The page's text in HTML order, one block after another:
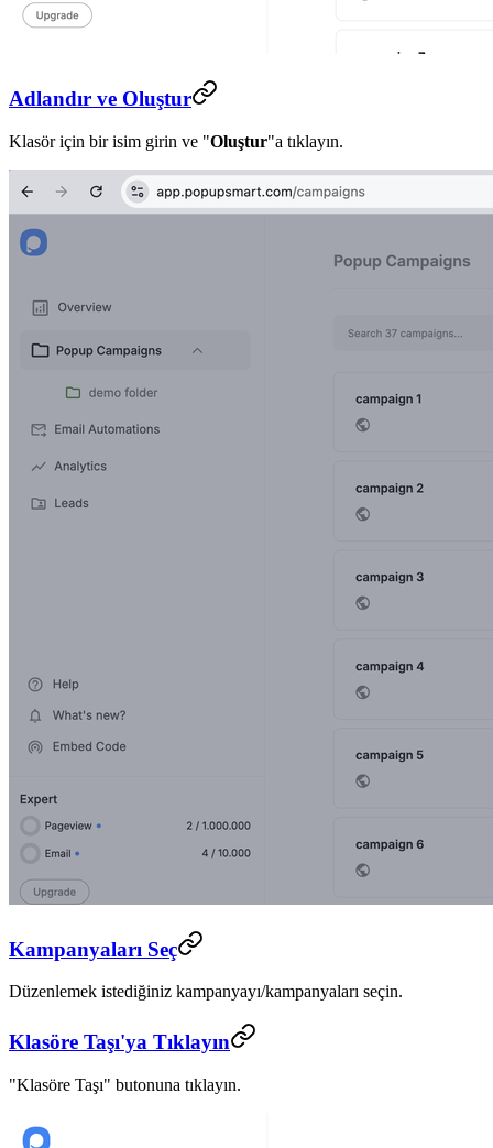
Adlandır ve Oluştur
Klasör için bir isim girin ve "Oluştur"a tıklayın.
Kampanyaları Seç
Düzenlemek istediğiniz kampanyayı/kampanyaları seçin.
Klasöre Taşı'ya Tıklayın
"Klasöre Taşı" butonuna tıklayın.